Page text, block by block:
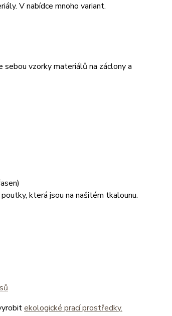
V nabídce mnoho variant.
vzorky materiálů na záclony a
která jsou na našitém tkalounu.
ekologické prací prostředky.